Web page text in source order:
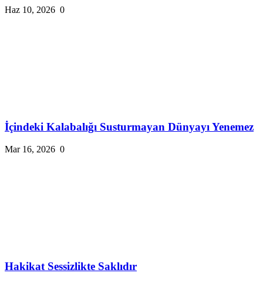
Haz 10, 2026 0
İçindeki Kalabalığı Susturmayan Dünyayı Yenemez
Mar 16, 2026 0
Hakikat Sessizlikte Saklıdır